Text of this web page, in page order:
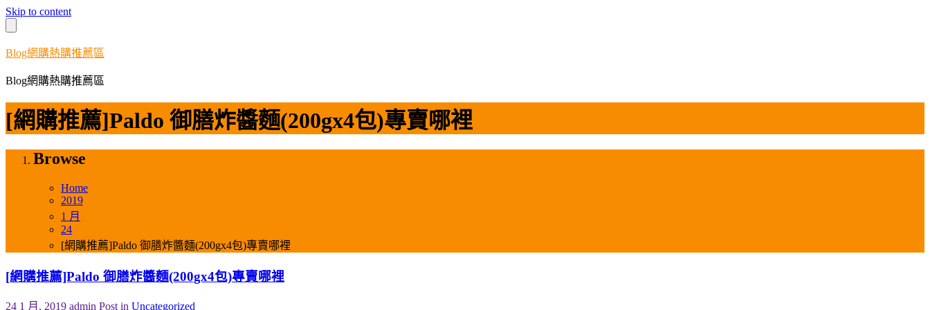
Skip to content
Blog網購熱購推薦區
Blog網購熱購推薦區
[網購推薦]Paldo 御膳炸醬麵(200gx4包)專賣哪裡
Browse
Home
2019
1 月
24
[網購推薦]Paldo 御膳炸醬麵(200gx4包)專賣哪裡
[網購推薦]Paldo 御膳炸醬麵(200gx4包)專賣哪裡
24 1 月, 2019 admin Post in Uncategorized